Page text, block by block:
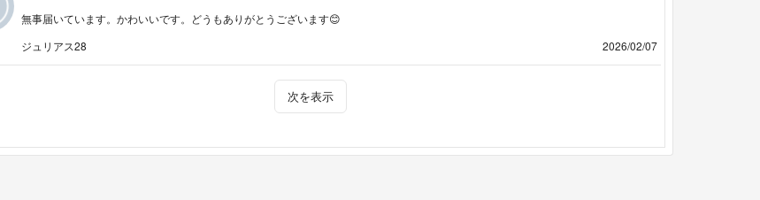
無事届いています。かわいいです。どうもありがとうございます😊
ジュリアス28
2026/02/07
次を表示